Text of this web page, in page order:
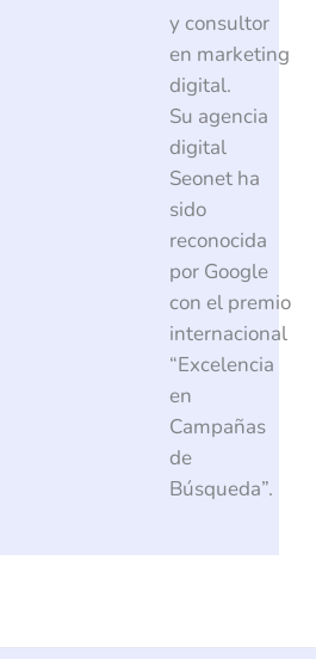
y consultor
en marketing
digital.
Su agencia
digital
Seonet ha
sido
reconocida
por Google
con el premio
internacional
“Excelencia
en
Campañas
de
Búsqueda”.